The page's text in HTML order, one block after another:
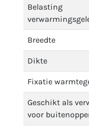
Belasting
Breedte
Dikte
Fixatie
Geschikt als
voor